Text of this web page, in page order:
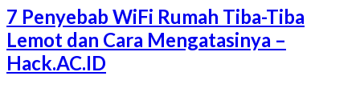
7 Penyebab WiFi Rumah Tiba-Tiba
Lemot dan Cara Mengatasinya –
Hack.AC.ID